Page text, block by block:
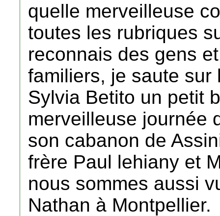
quelle merveilleuse
toutes les rubriques
reconnais des gens
familiers, je saute
Sylvia Betito un petit
merveilleuse journée
son cabanon de
frère Paul lehiany et
nous sommes aussi
Nathan à Montpellier.